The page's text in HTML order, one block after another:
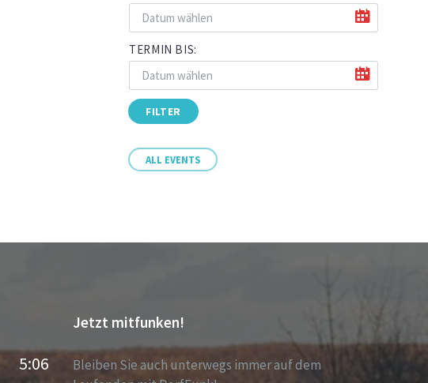
TERMIN BIS:
FILTER
ALL EVENTS
5:06
Jetzt mitfunken!
Bleiben Sie auch unterwegs immer auf dem